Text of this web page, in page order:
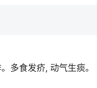
多食发疥, 动气生痰。